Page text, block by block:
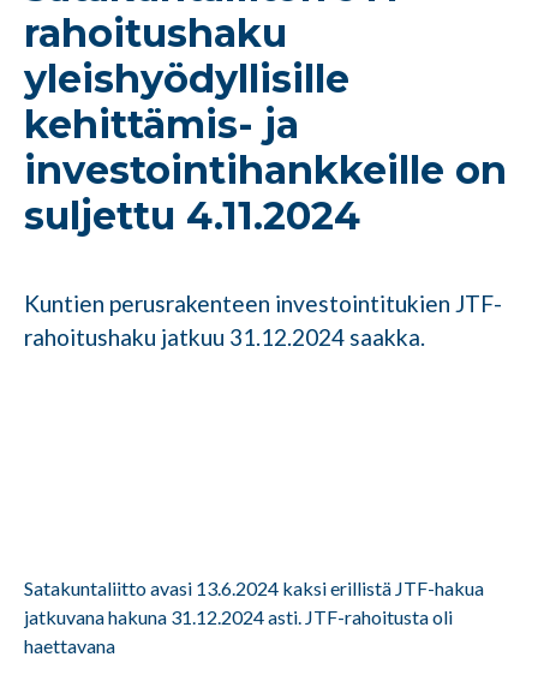
rahoitushaku
yleishyödyllisille
kehittämis- ja
investointihankkeille on
suljettu 4.11.2024
Kuntien perusrakenteen investointitukien JTF-
rahoitushaku jatkuu 31.12.2024 saakka.
Satakuntaliitto avasi 13.6.2024 kaksi erillistä JTF-hakua
jatkuvana hakuna 31.12.2024 asti. JTF-rahoitusta oli
haettavana